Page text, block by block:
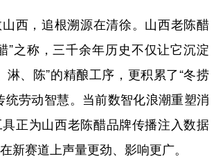
广西 海南 重庆
贵州 云南 西藏
甘肃 青海 宁夏
内蒙古 黑龙江
，追根溯源在清徐。山西老陈醋
”之称，三千余年历史不仅让它沉淀
淋、陈”的精酿工序，更积累了“冬捞
统劳动智慧。当前数智化浪潮重塑消
正为山西老陈醋品牌传播注入数据
新赛道上声量更劲、影响更广。